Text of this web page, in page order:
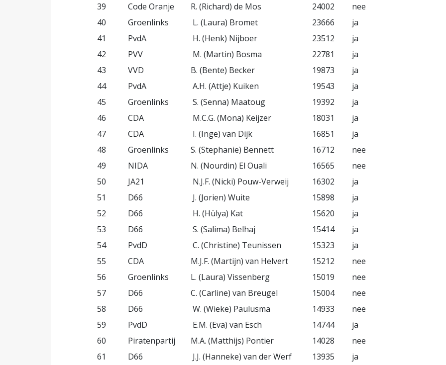
39
Code Oranje R. (Richard) de Mos 24002
nee
40
Groenlinks L. (Laura) Bromet 23666
ja
41
PvdA H. (Henk) Nijboer 23512
ja
42
PVV M. (Martin) Bosma 22781
ja
43
VVD B. (Bente) Becker 19873
ja
44
PvdA A.H. (Attje) Kuiken 19543
ja
45
Groenlinks S. (Senna) Maatoug 19392
ja
46
CDA M.C.G. (Mona) Keijzer 18031
ja
47
CDA I. (Inge) van Dijk 16851
ja
48
Groenlinks S. (Stephanie) Bennett 16712
nee
49
NIDA N. (Nourdin) El Ouali 16565
nee
50
JA21 N.J.F. (Nicki) Pouw-Verweij 16302
ja
51
D66 J. (Jorien) Wuite 15898
ja
52
D66 H. (Hülya) Kat 15620
ja
53
D66 S. (Salima) Belhaj 15414
ja
54
PvdD C. (Christine) Teunissen 15323
ja
55
CDA M.J.F. (Martijn) van Helvert 15212
nee
56
Groenlinks L. (Laura) Vissenberg 15019
nee
57
D66 C. (Carline) van Breugel 15004
nee
58
D66 W. (Wieke) Paulusma 14933
nee
59
PvdD E.M. (Eva) van Esch 14744
ja
60
Piratenpartij M.A. (Matthijs) Pontier 14028
nee
61
D66 J.J. (Hanneke) van der Werf 13935
ja